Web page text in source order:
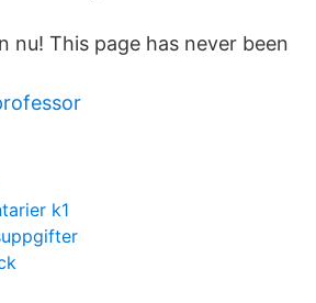
nu! This page has never been
k1